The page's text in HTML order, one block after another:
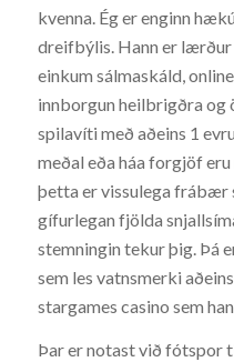
kvenna. Ég er enginn
dreifbýlis. Hann er
einkum sálmaskáld,
innborgun heilbrigðra og
spilavíti með aðeins 1
meðal eða háa forgjöf
þetta er vissulega frábær
gífurlegan fjölda
stemningin tekur þig. Þá
sem les vatnsmerki
stargames casino sem
Þar er notast við fótspor